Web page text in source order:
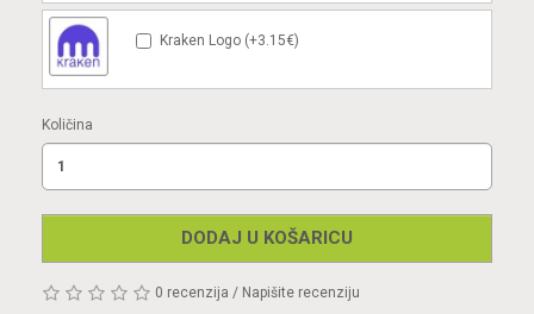
Kraken Logo (+3.15€)
Količina
DODAJ U KOŠARICU
0 recenzija / Napišite recenziju